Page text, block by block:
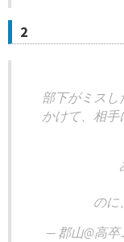
2
部下がミス
かけて、相
のに
— 郡山@高卒